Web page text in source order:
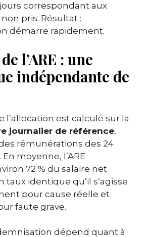
correspondant aux
pris. Résultat :
démarre rapidement.
l’ARE : une
indépendante de
l’allocation est calculé sur la
journalier de référence,
rémunérations des 24
moyenne, l’ARE
72 % du salaire net
identique qu’il s’agisse
pour cause réelle et
faute grave.
dépend quant à